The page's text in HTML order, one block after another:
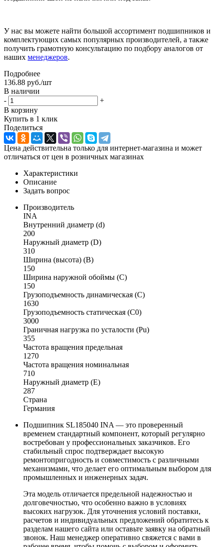
У нас вы можете найти большой ассортимент подшипников и
комплектующих самых популярных производителей, а также
получить грамотную консультацию по подбору аналогов от
наших менеджеров.
Подробнее
136.88 руб./шт
В наличии
-
+
В корзину
Купить в 1 клик
Поделиться
Цена действительна только для интернет-магазина и может
отличаться от цен в розничных магазинах
Характеристики
Описание
Задать вопрос
Производитель
INA
Внутренний диаметр (d)
200
Наружный диаметр (D)
310
Ширина (высота) (B)
150
Ширина наружной обоймы (C)
150
Грузоподъемность динамическая (C)
1630
Грузоподъемность статическая (C0)
3000
Граничная нагрузка по усталости (Pu)
355
Частота вращения предельная
1270
Частота вращения номинальная
710
Наружный диаметр (E)
287
Страна
Германия
Подшипник SL185040 INA — это проверенный
временем стандартный компонент, который регулярно
востребован у профессиональных заказчиков. Его
стабильный спрос подтверждает высокую
ремонтопригодность и совместимость с различными
механизмами, что делает его оптимальным выбором для
промышленных и инженерных задач.
Эта модель отличается предельной надежностью и
долговечностью, что особенно важно в условиях
высоких нагрузок. Для уточнения условий поставки,
расчетов и индивидуальных предложений обратитесь к
разделам нашего сайта или оставьте заявку на обратный
звонок. Наш менеджер оперативно свяжется с вами в